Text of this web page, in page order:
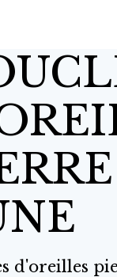
d'oreilles